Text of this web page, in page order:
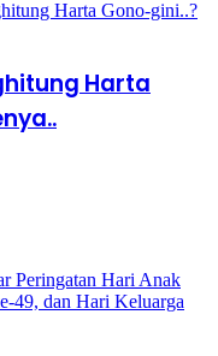
Harta